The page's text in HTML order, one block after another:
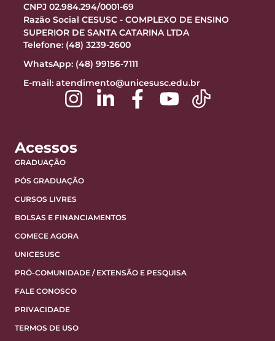
CNPJ 02.984.294/0001-69
Razão Social CESUSC - COMPLEXO DE ENSINO
SUPERIOR DE SANTA CATARINA LTDA
Telefone: (48) 3239-2600
WhatsApp: (48) 99156-7111
E-mail: atendimento@unicesusc.edu.br
Acessos
GRADUAÇÃO
PÓS GRADUAÇÃO
CURSOS LIVRES
BOLSAS E FINANCIAMENTOS
COMECE AGORA
UNICESUSC
PRÓ-COMUNIDADE / EXTENSÃO E PESQUISA
FALE CONOSCO
PRIVACIDADE
TERMOS DE USO